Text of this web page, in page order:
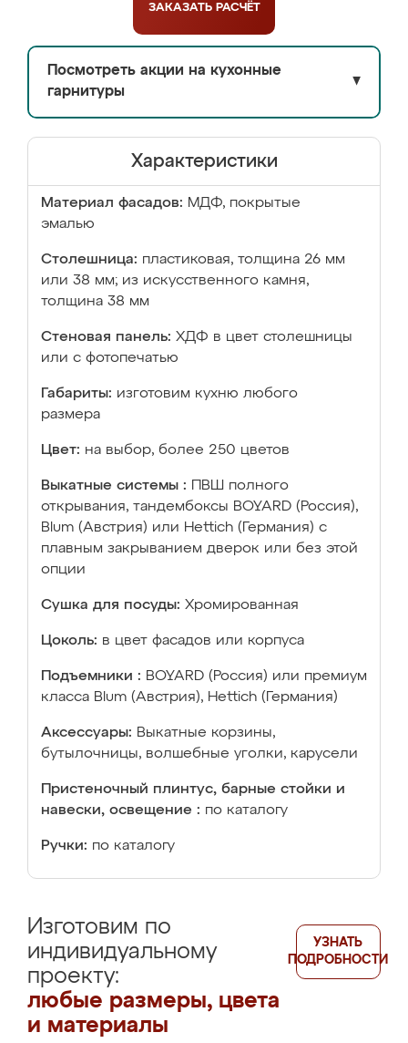
ЗАКАЗАТЬ РАСЧЁТ
Посмотреть акции на кухонные
гарнитуры
▼
Характеристики
Материал фасадов: МДФ, покрытые
эмалью
Столешница: пластиковая, толщина 26 мм
или 38 мм; из искусственного камня,
толщина 38 мм
Стеновая панель: ХДФ в цвет столешницы
или с фотопечатью
Габариты: изготовим кухню любого
размера
Цвет: на выбор, более 250 цветов
Выкатные системы :
ПВШ полного
открывания, тандембоксы BOYARD (Россия),
Blum (Австрия) или Hettich (Германия) с
плавным закрыванием дверок или без этой
опции
Сушка для посуды: Хромированная
Цоколь: в цвет фасадов или корпуса
Подъемники : BOYARD (Россия) или премиум
класса Blum (Австрия), Hettich (Германия)
Аксессуары: Выкатные корзины,
бутылочницы, волшебные уголки, карусели
Пристеночный плинтус, барные стойки и
навески, освещение : по каталогу
Ручки: по каталогу
Изготовим по
индивидуальному
проекту:
любые размеры, цвета
и материалы
УЗНАТЬ
ПОДРОБНОСТИ